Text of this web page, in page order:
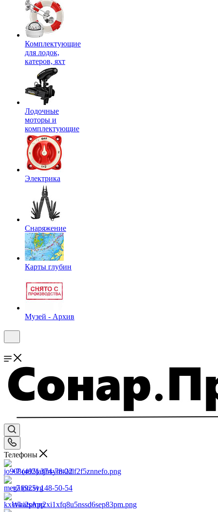
Комплектующие
для лодок,
катеров, яхт
Лодочные
моторы и
комплектующие
Электрика
Снаряжение
Карты глубин
Музей - Архив
Телефоны
+7 (495) 374-78-22
+7 (925) 148-50-54
WhatsApp